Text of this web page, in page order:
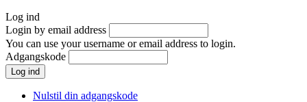
Log ind
Login by email address
You can use your username or email address to login.
Adgangskode
Nulstil din adgangskode